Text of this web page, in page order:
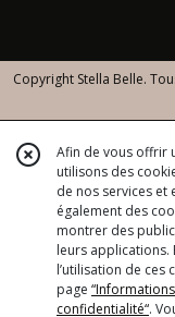
Copyright Stella Belle.
Afin de vous offrir
utilisons des
de nos services et
également des
montrer des
leurs applications.
l’utilisation de ces
page
confidentialité“.